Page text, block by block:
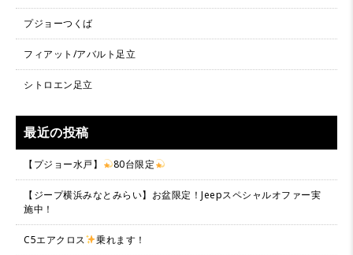
プジョーつくば
フィアット/アバルト足立
シトロエン足立
最近の投稿
【プジョー水戸】 80台限定
【ジープ横浜みなとみらい】お盆限定！Jeepスペシャルオファー実
施中！
C5エアクロス 乗れます！